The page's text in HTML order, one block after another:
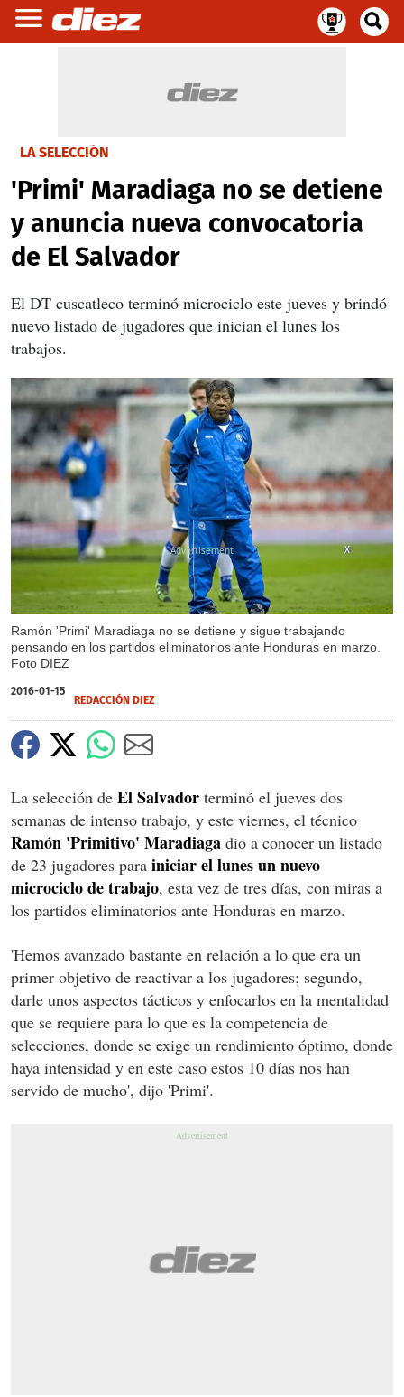
LA SELECCIÓN
'Primi' Maradiaga no se detiene
y anuncia nueva convocatoria
de El Salvador
El DT cuscatleco terminó microciclo este jueves y brindó
nuevo listado de jugadores que inician el lunes los
trabajos.
Ramón 'Primi' Maradiaga no se detiene y sigue trabajando
pensando en los partidos eliminatorios ante Honduras en marzo.
Foto DIEZ
X
2016-01-15
REDACCIÓN DIEZ
La selección de El Salvador terminó el jueves dos
semanas de intenso trabajo, y este viernes, el técnico
Ramón 'Primitivo' Maradiaga dio a conocer un listado
de 23 jugadores para iniciar el lunes un nuevo
microciclo de trabajo, esta vez de tres días, con miras a
los partidos eliminatorios ante Honduras en marzo.
'Hemos avanzado bastante en relación a lo que era un
primer objetivo de reactivar a los jugadores; segundo,
darle unos aspectos tácticos y enfocarlos en la mentalidad
que se requiere para lo que es la competencia de
selecciones, donde se exige un rendimiento óptimo, donde
haya intensidad y en este caso estos 10 días nos han
servido de mucho', dijo 'Primi'.